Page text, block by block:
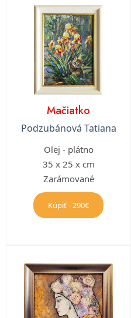
Mačiatko
Podzubánová Tatiana
Olej - plátno
35 x 25 x cm
Zarámované
Kúpiť - 290€